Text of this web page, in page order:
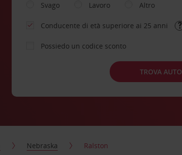
Svago
Lavoro Altro
Conducente di età superiore ai 25 anni
Possiedo un codice sconto
TROVA AUTO
Nebraska Ralston